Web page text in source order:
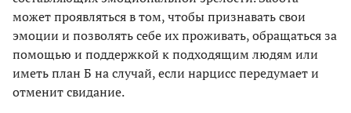
может проявляться в том, чтобы признавать свои
эмоции и позволять себе их проживать, обращаться за
помощью и поддержкой к подходящим людям или
иметь план Б на случай, если нарцисс передумает и
отменит свидание.